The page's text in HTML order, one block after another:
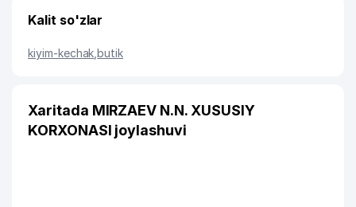
Kalit so'zlar
kiyim-kechak ,butik
Xaritada MIRZAEV N.N. XUSUSIY
KORXONASI joylashuvi